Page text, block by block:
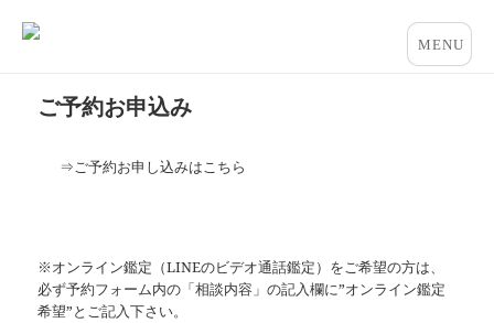
ご予約お申込み
⇒ご予約お申し込みはこちら
※オンライン鑑定（LINEのビデオ通話鑑定）をご希望の方は、
必ず予約フォーム内の「相談内容」の記入欄に”オンライン鑑定
希望”とご記入下さい。